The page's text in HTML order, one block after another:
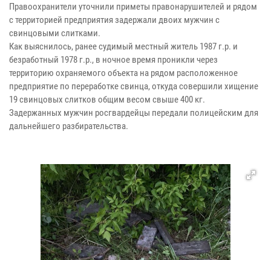
Правоохранители уточнили приметы правонарушителей и рядом
с территорией предприятия задержали двоих мужчин с
свинцовыми слитками.
Как выяснилось, ранее судимый местный житель 1987 г.р. и
безработный 1978 г.р., в ночное время проникли через
территорию охраняемого объекта на рядом расположенное
предприятие по переработке свинца, откуда совершили хищение
19 свинцовых слитков общим весом свыше 400 кг.
Задержанных мужчин росгвардейцы передали полицейским для
дальнейшего разбирательства.